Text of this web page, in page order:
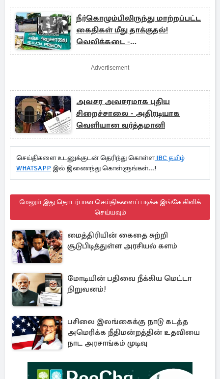
நீர்கொழும்பிலிருந்து மாற்றப்பட்ட
கைதிகள் மீது தாக்குதல்!
வெலிக்கடை -
அங்குனுகோலாவில் இருவர் பலி
Advertisement
அவசர அவசரமாக புதிய
சிறைச்சாலை - அதிரடியாக
வெளியான வர்த்தமானி
செய்திகளை உடனுக்குடன் தெரிந்து கொள்ளIBC தமிழ்
WHATSAPP இல் இணைந்து கொள்ளுங்கள்...!
மேலும் இது தொடர்பான செய்திகளைப் படிக்க இங்கே கிளிக்
செய்யவும்
மைத்திரியின் கைதை சுற்றி
சூடுபிடித்துள்ள அரசியல் களம்
மோடியின் பதிவை நீக்கிய மெட்டா
நிறுவனம்!
பசிலை இலங்கைக்கு நாடு கடத்த
அமெரிக்க நீதிமன்றத்தின் உதவியை
நாட அரசாங்கம் முடிவு